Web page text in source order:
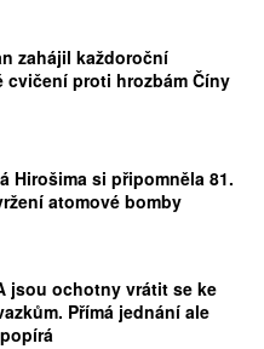
zahájil každoroční
cvičení proti hrozbám Číny
Hirošima si připomněla 81.
atomové bomby
jsou ochotny vrátit se ke
Přímá jednání ale